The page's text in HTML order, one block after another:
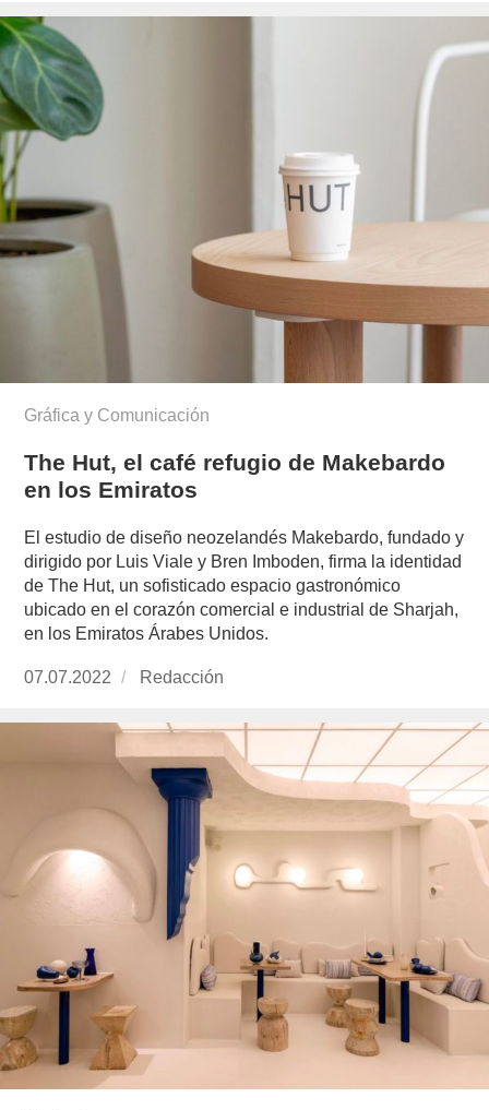
Gráfica y Comunicación
The Hut, el café refugio de Makebardo
­en los Emiratos
El estudio de diseño neozelandés Makebardo, fundado y
dirigido por Luis Viale y Bren Imboden, firma la identidad
de The Hut, un sofisticado espacio gastronómico
ubicado en el corazón comercial e industrial de Sharjah,
en los Emiratos Árabes Unidos.
Publicado
07.07.2022 https://www.experimenta.es/author/redaccion/
Redacción